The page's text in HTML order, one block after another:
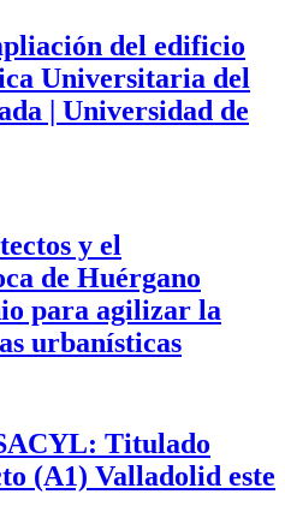
del edificio
Universitaria del
| Universidad de
y el
de Huérgano
para agilizar la
urbanísticas
Titulado
(A1) Valladolid este